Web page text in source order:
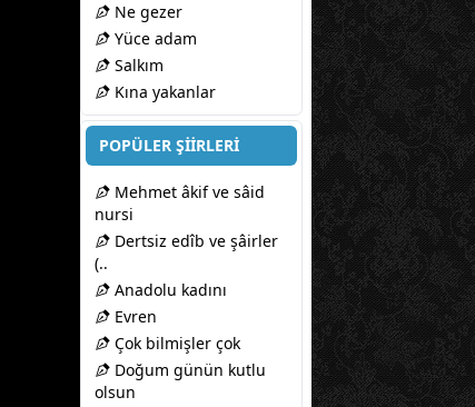
Ne gezer
Yüce adam
Salkım
Kına yakanlar
POPÜLER ŞİİRLERİ
Mehmet âkif ve sâid
nursi
Dertsiz edîb ve şâirler
(..
Anadolu kadını
Evren
Çok bilmişler çok
Doğum günün kutlu
olsun